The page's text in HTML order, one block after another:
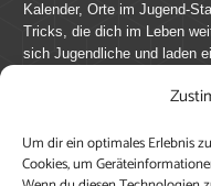
Um dir ein optimales Erlebnis
Cookies, um
Kalender, Orte im Jugend-
Tricks, die dich im Leben
sich Jugendliche und laden
Mach mit bei
youpod.de lebt von
journalistische Erfahrung,